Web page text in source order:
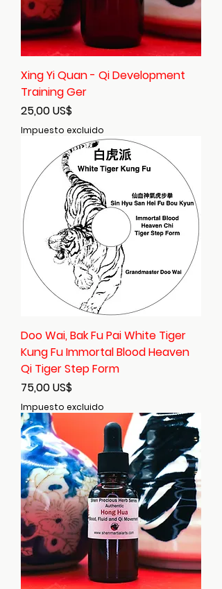
Xing Yi Quan - Qi Development
Training Ger
Precio
25,00 US$
Impuesto excluido
Doo Wai, Bak Fu Pai White Tiger
Kung Fu Immortal Blood Heaven
Qi Tiger Step Form
Precio
75,00 US$
Impuesto excluido